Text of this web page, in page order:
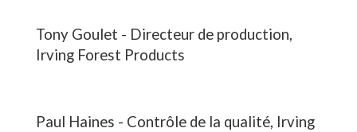
Tony Goulet - Directeur de production,
Irving Forest Products
Paul Haines - Contrôle de la qualité, Irving